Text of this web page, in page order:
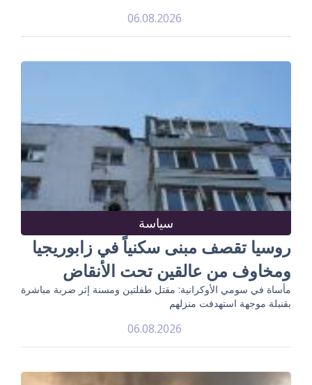
06.08.2026
سياسة
روسيا تقصف مبنى سكنياً في زابوريجيا
ومخاوف من عالقين تحت الأنقاض
مأساة في سومي الأوكرانية: مقتل طفلتين ومسنة إثر ضربة مباشرة
بقنبلة موجهة استهدفت منزلهم
06.08.2026